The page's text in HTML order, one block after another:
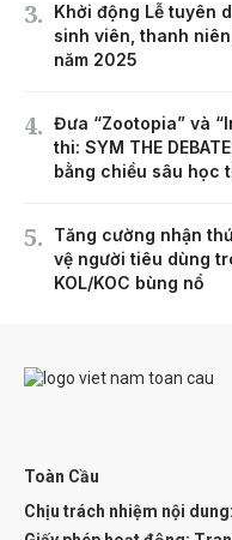
Khởi động Lễ tuyên
sinh viên, thanh
năm 2025
Đưa “Zootopia” và
thi: SYM THE
bằng chiều sâu học
Tăng cường nhận
vệ người tiêu dùng
KOL/KOC bùng nổ
Toàn Cầu
Chịu trách nhiệm nội dung: